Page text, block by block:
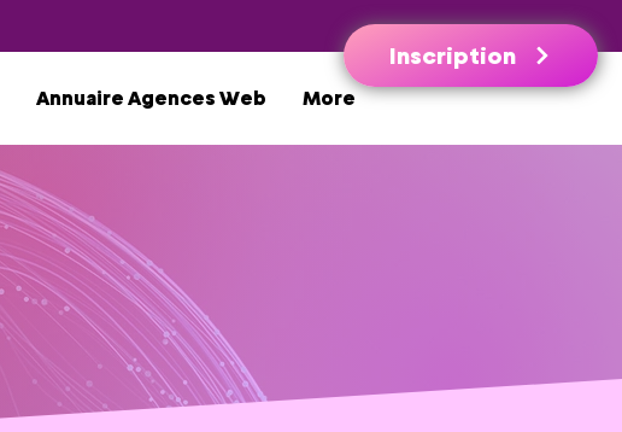
Inscription
Annuaire Agences Web More